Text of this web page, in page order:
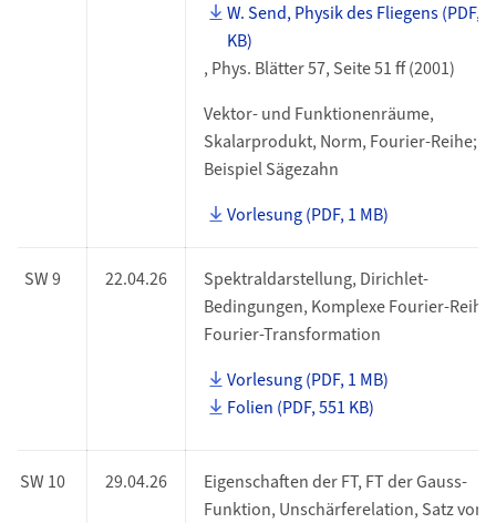
W. Send, Physik des Fliegens (PDF,
KB)
, Phys. Blätter 57, Seite 51 ff (2001)
Vektor- und Funktionenräume,
Skalarprodukt, Norm, Fourier-Reihe;
Beispiel Sägezahn
Vorlesung (PDF, 1 MB)
SW 9 22.04.26
Spektraldarstellung, Dirichlet-
Bedingungen, Komplexe Fourier-Reihe,
Fourier-Transformation
Vorlesung (PDF, 1 MB)
Folien (PDF, 551 KB)
SW 10 29.04.26
Eigenschaften der FT, FT der Gauss-
Funktion, Unschärferelation, Satz von